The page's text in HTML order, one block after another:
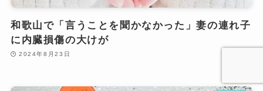
和歌山で「言うことを聞かなかった」妻の連れ子
に内臓損傷の大けが
2024年8月23日